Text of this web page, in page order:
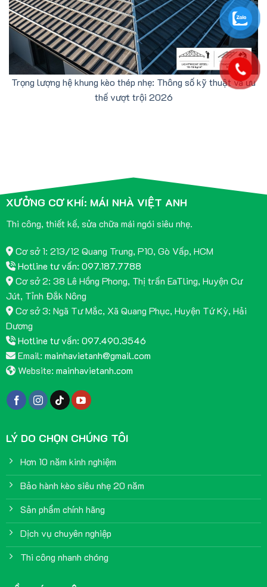
Trọng lượng hệ khung kèo thép nhẹ: Thông số kỹ thuật và ưu
thế vượt trội 2026
XƯỞNG CƠ KHÍ: MÁI NHÀ VIỆT ANH
Thi công, thiết kế, sửa chữa mái ngói siêu nhẹ.
Cơ sở 1: 213/12 Quang Trung, P10, Gò Vấp, HCM
Hotline tư vấn: 097.187.7788
Cơ sở 2: 38 Lê Hồng Phong, Thị trấn EaTling, Huyện Cư
Jút, Tỉnh Đắk Nông
Cơ sở 3: Ngã Tư Mắc, Xã Quang Phục, Huyện Tứ Kỳ, Hải
Dương
Hotline tư vấn: 097.490.3546
Email: mainhavietanh@gmail.com
Website: mainhavietanh.com
LÝ DO CHỌN CHÚNG TÔI
Hơn 10 năm kinh nghiệm
Bảo hành kèo siêu nhẹ 20 năm
Sản phẩm chính hãng
Dịch vụ chuyên nghiệp
Thi công nhanh chóng